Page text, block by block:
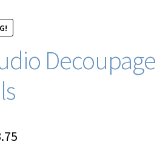
Huidige